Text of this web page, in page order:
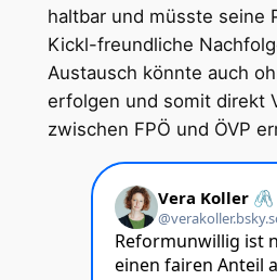
haltbar und müsste seine
Kickl-freundliche
Austausch könnte auch
erfolgen und somit direkt
zwischen FPÖ und ÖVP